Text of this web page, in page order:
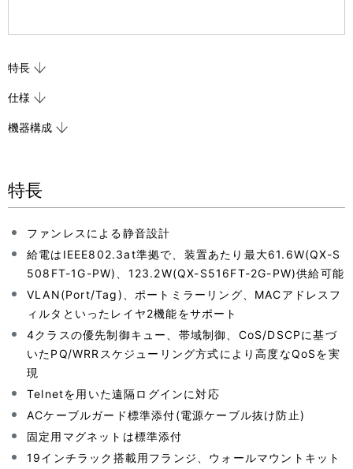
特長
仕様
機器構成
特長
ファンレスによる静音設計
給電はIEEE802.3at準拠で、装置あたり最大61.6W(QX-S
508FT-1G-PW)、123.2W(QX-S516FT-2G-PW)供給可能
VLAN(Port/Tag)、ポートミラーリング、MACアドレスフ
ィルタといったレイヤ2機能をサポート
4クラスの優先制御キュー、帯域制御、CoS/DSCPに基づ
いたPQ/WRRスケジューリング方式により高度なQoSを実
現
Telnetを用いた遠隔ログインに対応
ACケーブルガード標準添付(電源ケーブル抜け防止)
固定用マグネットは標準添付
19インチラック搭載用フランジ、ウォールマウントキット